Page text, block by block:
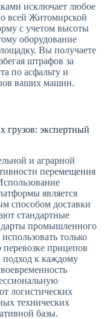
исключает любое
всей Житомирской
с учетом высоты
оборудование
Вы получаете
штрафов за
по асфальту и
ваших машин.
грузов: экспертный
и аграрной
перемещения
является
способом доставки
стандартные
промышленного
только
прицепов
к каждому
логистических
технических
базы.